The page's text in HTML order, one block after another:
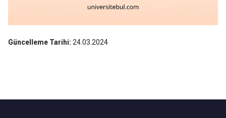
Güncelleme Tarihi: 24.03.2024